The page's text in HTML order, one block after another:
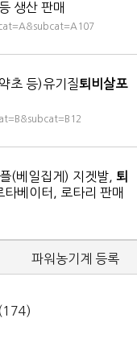
생산 판매
초 등)유기질퇴비살포
(베일집게) 지겟발, 퇴
타베이터, 로타리 판매
파워농기계 등록